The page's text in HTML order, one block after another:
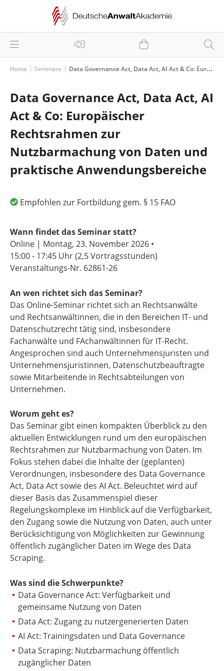
Home Seminare Data Governance Act, Data Act, AI Act & Co: Europäischer Rechtsrahmen zur Nutzbarmachung von Daten und praktische Anwendungsbereiche
Data Governance Act, Data Act, AI
Act & Co: Europäischer
Rechtsrahmen zur
Nutzbarmachung von Daten und
praktische Anwendungsbereiche
Empfohlen zur Fortbildung gem. § 15 FAO
Wann findet das Seminar statt?
Online | Montag, 23. November 2026 •
15:00 - 17:45 Uhr(2,5 Vortragsstunden)
Veranstaltungs-Nr. 62861-26
An wen richtet sich das Seminar?
Das Online-Seminar richtet sich an Rechtsanwälte
und Rechtsanwältinnen, die in den Bereichen IT- und
Datenschutzrecht tätig sind, insbesondere
Fachanwälte und FAchanwältinnen für IT-Recht.
Angesprochen sind auch Unternehmensjuristen und
Unternehmensjuristinnen, Datenschutzbeauftragte
sowie Mitarbeitende in Rechtsabteilungen von
Unternehmen.
Worum geht es?
Das Seminar gibt einen kompakten Überblick zu den
aktuellen Entwicklungen rund um den europäischen
Rechtsrahmen zur Nutzbarmachung von Daten. Im
Fokus stehen dabei die Inhalte der (geplanten)
Verordnungen, insbesondere des Data Governance
Act, Data Act sowie des AI Act. Beleuchtet wird auf
dieser Basis das Zusammenspiel dieser
Regelungskomplexe im Hinblick auf die Verfügbarkeit,
den Zugang sowie die Nutzung von Daten, auch unter
Berücksichtigung von Möglichkeiten zur Gewinnung
öffentlich zugänglicher Daten im Wege des Data
Scraping.
Was sind die Schwerpunkte?
Data Governance Act: Verfügbarkeit und
gemeinsame Nutzung von Daten
Data Act: Zugang zu nutzergenerierten Daten
AI Act: Trainingsdaten und Data Governance
Data Scraping: Nutzbarmachung öffentlich
zugänglicher Daten